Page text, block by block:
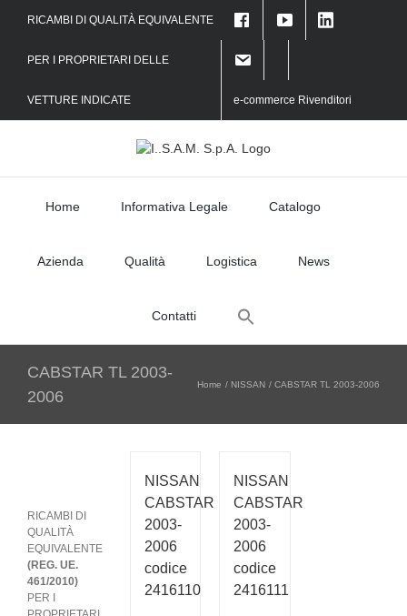
RICAMBI DI QUALITÀ EQUIVALENTE
PER I PROPRIETARI DELLE
VETTURE INDICATE e-commerce Rivenditori
Home Informativa Legale Catalogo
Azienda Qualità Logistica News
Contatti
Search
for:
CABSTAR TL 2003-
2006
Home NISSAN CABSTAR TL 2003-2006
NISSAN
CABSTAR
2003-
2006
codice
2416110
NISSAN
CABSTAR
2003-
2006
codice
2416111
RICAMBI DI
QUALITÀ
EQUIVALENTE
(REG. UE.
461/2010)
PER I